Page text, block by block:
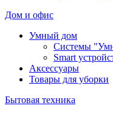
Дом и офис
Умный дом
Системы
Smart
Аксессуары
Товары для уборки
Бытовая техника